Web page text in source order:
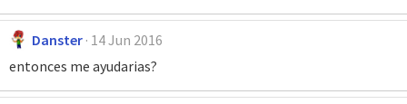
Danster 14 Jun 2016
entonces me ayudarias?